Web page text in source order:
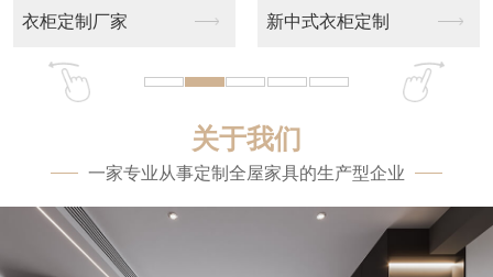
衣柜定制厂家 新中式衣柜定制
关于我们
一家专业从事定制全屋家具的生产型企业